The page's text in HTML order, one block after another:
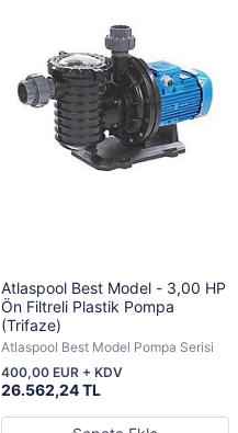
Atlaspool Best Model - 3,00 HP
Ön Filtreli Plastik Pompa
(Trifaze)
Atlaspool Best Model Pompa Serisi
26.562,24 TL
400,00 EUR + KDV